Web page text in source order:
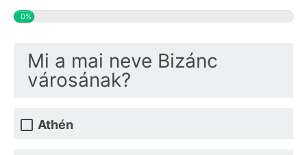
0%
Mi a mai neve Bizánc
városának?
Athén